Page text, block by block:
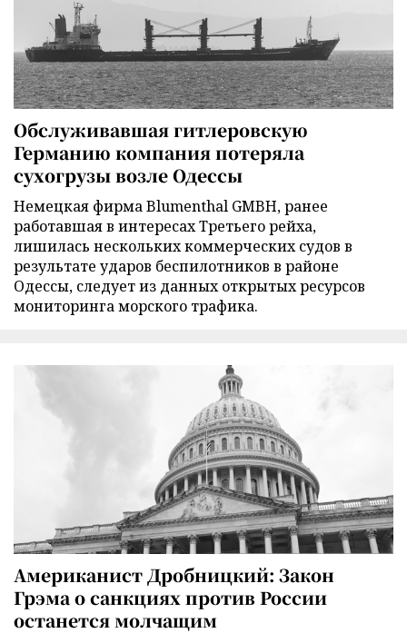
Обслуживавшая гитлеровскую
Германию компания потеряла
сухогрузы возле Одессы
Немецкая фирма Blumenthal GMBH, ранее
работавшая в интересах Третьего рейха,
лишилась нескольких коммерческих судов в
результате ударов беспилотников в районе
Одессы, следует из данных открытых ресурсов
мониторинга морского трафика.
Американист Дробницкий: Закон
Грэма о санкциях против России
останется молчащим